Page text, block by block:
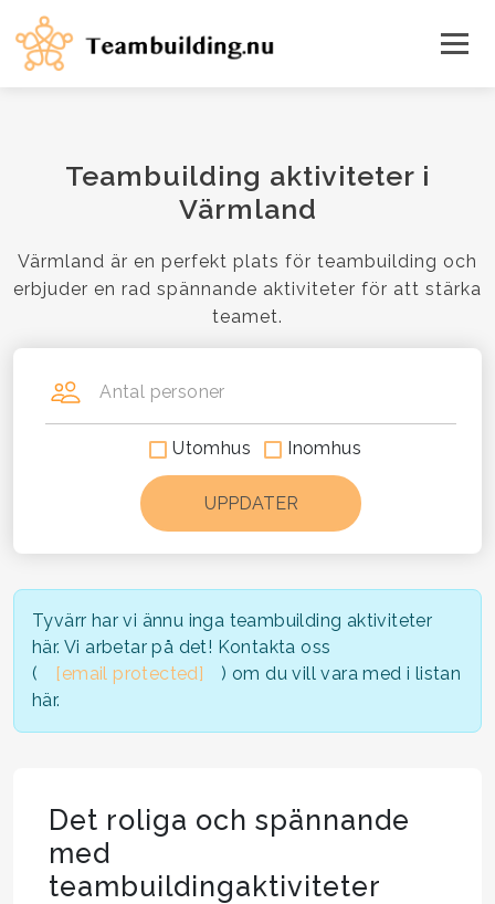
Teambuilding aktiviteter i
Värmland
Värmland är en perfekt plats för teambuilding och
erbjuder en rad spännande aktiviteter för att stärka
teamet.
Antal personer
Utomhus Inomhus
Tyvärr har vi ännu inga teambuilding aktiviteter
här. Vi arbetar på det! Kontakta oss
(
[email protected]
) om du vill vara med i listan
här.
Det roliga och spännande
med
teambuildingaktiviteter